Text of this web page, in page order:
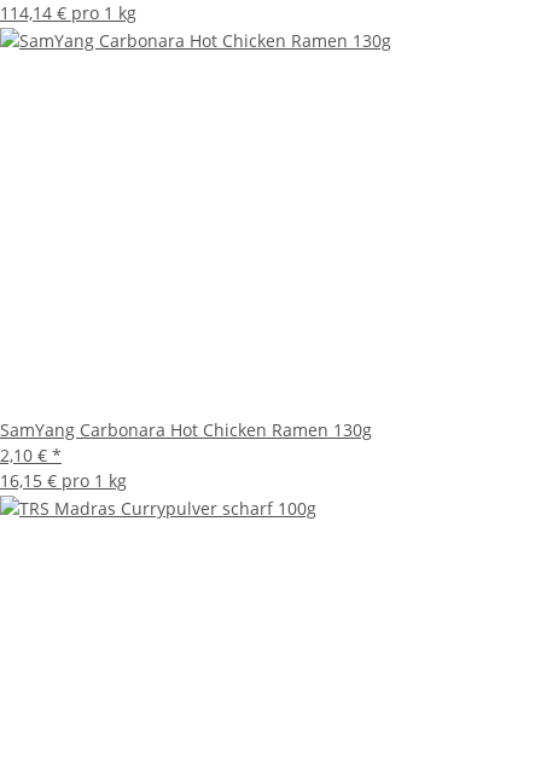
114,14 € pro 1 kg
SamYang Carbonara Hot Chicken Ramen 130g
2,10 € *
16,15 € pro 1 kg